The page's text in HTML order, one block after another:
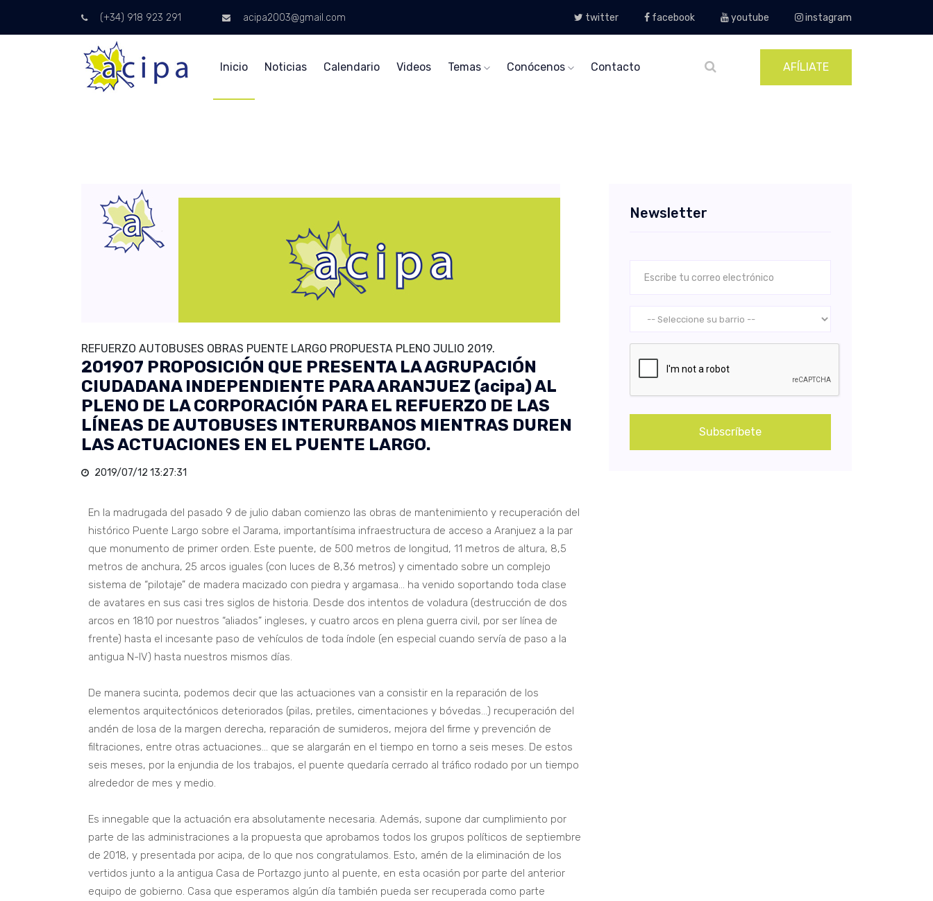
(+34) 918 923 291 acipa2003@gmail.com twitter facebook youtube instagram
Inicio Noticias Calendario Videos Temas Conócenos Contacto AFÍLIATE
REFUERZO AUTOBUSES OBRAS PUENTE LARGO PROPUESTA PLENO JULIO 2019.
201907 PROPOSICIÓN QUE PRESENTA LA AGRUPACIÓN
CIUDADANA INDEPENDIENTE PARA ARANJUEZ (acipa) AL
PLENO DE LA CORPORACIÓN PARA EL REFUERZO DE LAS
LÍNEAS DE AUTOBUSES INTERURBANOS MIENTRAS DUREN
LAS ACTUACIONES EN EL PUENTE LARGO.
2019/07/12 13:27:31
En la madrugada del pasado 9 de julio daban comienzo las obras de mantenimiento y recuperación del
histórico Puente Largo sobre el Jarama, importantísima infraestructura de acceso a Aranjuez a la par
que monumento de primer orden. Este puente, de 500 metros de longitud, 11 metros de altura, 8,5
metros de anchura, 25 arcos iguales (con luces de 8,36 metros) y cimentado sobre un complejo
sistema de “pilotaje” de madera macizado con piedra y argamasa… ha venido soportando toda clase
de avatares en sus casi tres siglos de historia. Desde dos intentos de voladura (destrucción de dos
arcos en 1810 por nuestros “aliados” ingleses, y cuatro arcos en plena guerra civil, por ser línea de
frente) hasta el incesante paso de vehículos de toda índole (en especial cuando servía de paso a la
antigua N-IV) hasta nuestros mismos días.
De manera sucinta, podemos decir que las actuaciones van a consistir en la reparación de los
elementos arquitectónicos deteriorados (pilas, pretiles, cimentaciones y bóvedas…) recuperación del
andén de losa de la margen derecha, reparación de sumideros, mejora del firme y prevención de
filtraciones, entre otras actuaciones… que se alargarán en el tiempo en torno a seis meses. De estos
seis meses, por la enjundia de los trabajos, el puente quedaría cerrado al tráfico rodado por un tiempo
alrededor de mes y medio.
Es innegable que la actuación era absolutamente necesaria. Además, supone dar cumplimiento por
parte de las administraciones a la propuesta que aprobamos todos los grupos políticos de septiembre
de 2018, y presentada por acipa, de lo que nos congratulamos. Esto, amén de la eliminación de los
vertidos junto a la antigua Casa de Portazgo junto al puente, en esta ocasión por parte del anterior
equipo de gobierno. Casa que esperamos algún día también pueda ser recuperada como parte
Newsletter
Subscríbete